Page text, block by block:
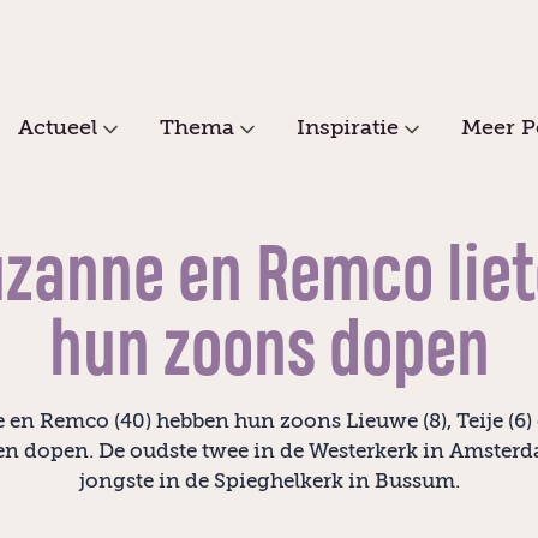
Actueel Thema Inspiratie Meer
en Remco
hun zoons dopen
en Remco (40) hebben hun zoons Lieuwe (8), Teije (6)
dopen. De oudste twee in de Westerkerk in
jongste in de Spieghelkerk in Bussum.